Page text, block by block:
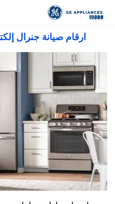
ارقام صيانة جنرال
جنرال اليكتريك المعتمد